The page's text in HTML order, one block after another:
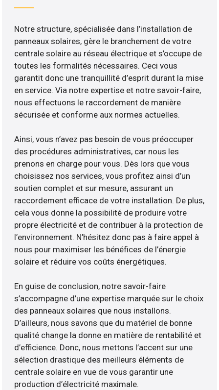
Notre structure, spécialisée dans l’installation de
panneaux solaires, gère le branchement de votre
centrale solaire au réseau électrique et s’occupe de
toutes les formalités nécessaires. Ceci vous
garantit donc une tranquillité d’esprit durant la mise
en service. Via notre expertise et notre savoir-faire,
nous effectuons le raccordement de manière
sécurisée et conforme aux normes actuelles.
Ainsi, vous n’avez pas besoin de vous préoccuper
des procédures administratives, car nous les
prenons en charge pour vous. Dès lors que vous
choisissez nos services, vous profitez ainsi d’un
soutien complet et sur mesure, assurant un
raccordement efficace de votre installation. De plus,
cela vous donne la possibilité de produire votre
propre électricité et de contribuer à la protection de
l’environnement. N’hésitez donc pas à faire appel à
nous pour maximiser les bénéfices de l’énergie
solaire et réduire vos coûts énergétiques.
En guise de conclusion, notre savoir-faire
s’accompagne d’une expertise marquée sur le choix
des panneaux solaires que nous installons.
D’ailleurs, nous savons que du matériel de bonne
qualité change la donne en matière de rentabilité et
d’efficience. Donc, nous mettons l’accent sur une
sélection drastique des meilleurs éléments de
centrale solaire en vue de vous garantir une
production d’électricité maximale.